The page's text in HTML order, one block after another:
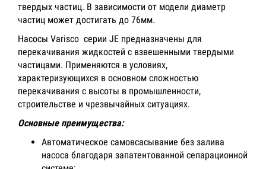
твердых частиц. В зависимости от модели диаметр
частиц может достигать до 76мм.
Насосы Varisco серии JE предназначены для
перекачивания жидкостей с взвешенными твердыми
частицами. Применяются в условиях,
характеризующихся в основном сложностью
перекачивания с высоты в промышленности,
строительстве и чрезвычайных ситуациях.
Основные преимущества:
Автоматическое самовсасывание без залива
насоса благодаря запатентованной сепарационной